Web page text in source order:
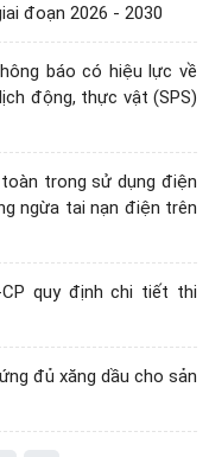
đoạn 2026 - 2030
báo có hiệu lực về
động, thực vật (SPS)
trong sử dụng điện
ngừa tai nạn điện trên
quy định chi tiết thi
đủ xăng dầu cho sản